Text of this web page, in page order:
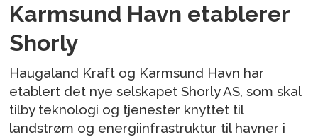
Karmsund Havn etablerer
Shorly
Haugaland Kraft og Karmsund Havn har
etablert det nye selskapet Shorly AS, som skal
tilby teknologi og tjenester knyttet til
landstrøm og energiinfrastruktur til havner i